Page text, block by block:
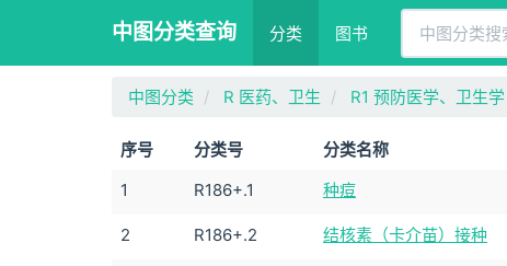
中图分类查询 分类 图书
中图分类 R 医药、卫生 R1 预防医学、卫生学
序号 分类号 分类名称
1
R186+.1 种痘
2 R186+.2 结核素（卡介苗）接种